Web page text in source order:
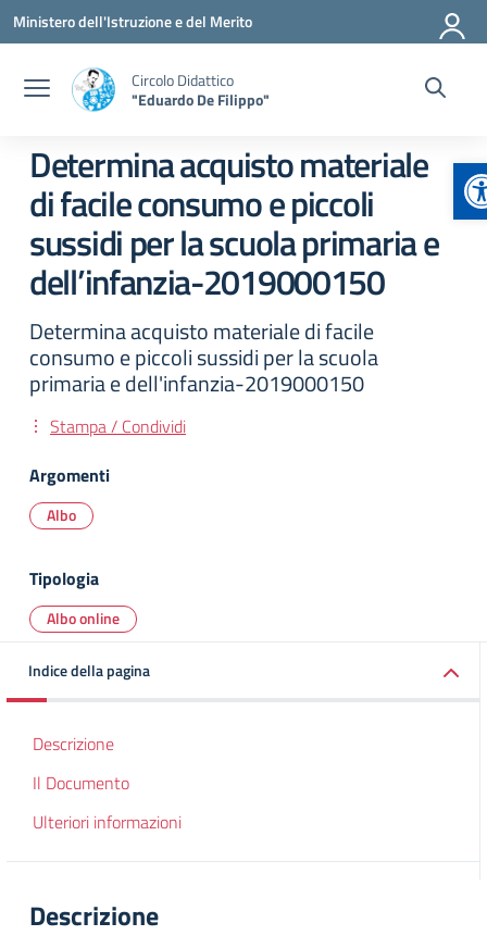
Vai ai contenuti
Vai al menu di navigazione
Vai al footer
Ministero dell'Istruzione e del Merito
Circolo Didattico
"Eduardo De Filippo"
Determina acquisto materiale
di facile consumo e piccoli
sussidi per la scuola primaria e
dell’infanzia-2019000150
Determina acquisto materiale di facile
consumo e piccoli sussidi per la scuola
primaria e dell'infanzia-2019000150
Stampa / Condividi
Argomenti
Albo
Tipologia
Albo online
Indice della pagina
Descrizione
Il Documento
Ulteriori informazioni
Descrizione